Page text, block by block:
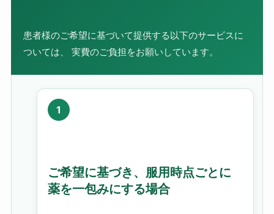
患者様のご希望に基づいて提供する以下のサービスに
ついては、 実費のご負担をお願いしています。
ご希望に基づき、服用時点ごとに
薬を一包みにする場合